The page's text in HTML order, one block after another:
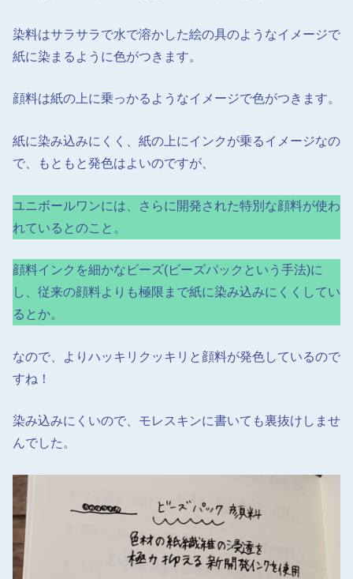
染料はサラサラで水で溶かした絵の具のようなイメージで
紙に染まるように色がつきます。
顔料は紙の上に乗っかるようなイメージで色がつきます。
紙に染み込みにくく、紙の上にインクが乗るイメージなの
で、もともと発色はよいのですが、
ユニボールワンには、さらに開発された特別な顔料が使わ
れているとのこと。
顔料インクを細かなビーズ(ビーズパックという手法)に
し、従来の顔料よりも極限まで紙に染み込みにくくしてい
るとか。
なので、よりハッキリクッキリと顔料が発色しているので
すね！
染み込みにくいので、モレスキンに書いても裏抜けしませ
んでした。